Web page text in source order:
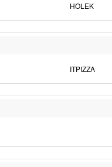
HOLEK
ITPIZZA